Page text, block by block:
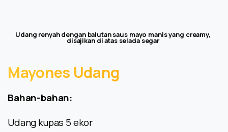
Udang renyah dengan balutan saus mayo manis yang creamy,
disajikan di atas selada segar
Mayones Udang
Bahan-bahan:
Udang kupas 5 ekor